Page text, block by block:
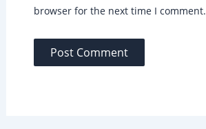
browser for the next time I comment.